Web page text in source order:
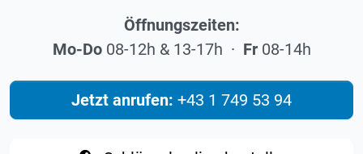
Öffnungszeiten:
Mo-Do08-12h & 13-17h · Fr08-14h
Jetzt anrufen: +43 1 749 53 94